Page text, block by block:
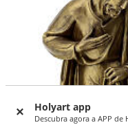
Holyart app
Descubra agora a APP de